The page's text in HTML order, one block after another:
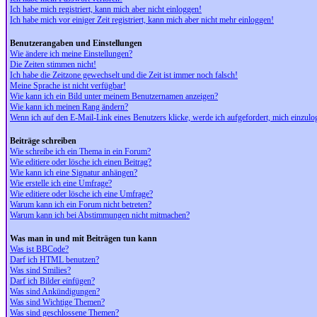
Ich habe mich registriert, kann mich aber nicht einloggen!
Ich habe mich vor einiger Zeit registriert, kann mich aber nicht mehr einloggen!
Benutzerangaben und Einstellungen
Wie ändere ich meine Einstellungen?
Die Zeiten stimmen nicht!
Ich habe die Zeitzone gewechselt und die Zeit ist immer noch falsch!
Meine Sprache ist nicht verfügbar!
Wie kann ich ein Bild unter meinem Benutzernamen anzeigen?
Wie kann ich meinen Rang ändern?
Wenn ich auf den E-Mail-Link eines Benutzers klicke, werde ich aufgefordert, mich
Beiträge schreiben
Wie schreibe ich ein Thema in ein Forum?
Wie editiere oder lösche ich einen Beitrag?
Wie kann ich eine Signatur anhängen?
Wie erstelle ich eine Umfrage?
Wie editiere oder lösche ich eine Umfrage?
Warum kann ich ein Forum nicht betreten?
Warum kann ich bei Abstimmungen nicht mitmachen?
Was man in und mit Beiträgen tun kann
Was ist BBCode?
Darf ich HTML benutzen?
Was sind Smilies?
Darf ich Bilder einfügen?
Was sind Ankündigungen?
Was sind Wichtige Themen?
Was sind geschlossene Themen?